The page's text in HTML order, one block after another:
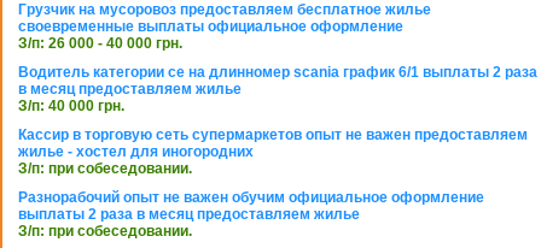
Грузчик на мусоровоз предоставляем бесплатное жилье
своевременные выплаты официальное оформление
З/п: 26 000 - 40 000 грн.
Водитель категории се на длинномер scania график 6/1 выплаты 2 раза
в месяц предоставляем жилье
З/п: 40 000 грн.
Кассир в торговую сеть супермаркетов опыт не важен предоставляем
жилье - хостел для иногородних
З/п: при собеседовании.
Разнорабочий опыт не важен обучим официальное оформление
выплаты 2 раза в месяц предоставляем жилье
З/п: при собеседовании.